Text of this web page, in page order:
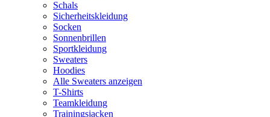
Schals
Sicherheitskleidung
Socken
Sonnenbrillen
Sportkleidung
Sweaters
Hoodies
Alle Sweaters anzeigen
T-Shirts
Teamkleidung
Trainingsjacken